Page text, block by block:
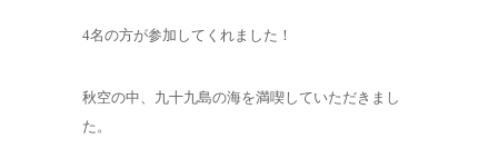
4名の方が参加してくれました！
秋空の中、九十九島の海を満喫していただきまし
た。